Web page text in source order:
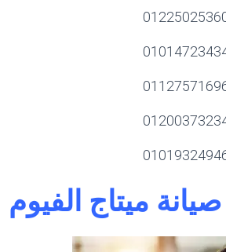
ميتاج الفيوم